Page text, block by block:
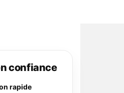
confiance
rapide